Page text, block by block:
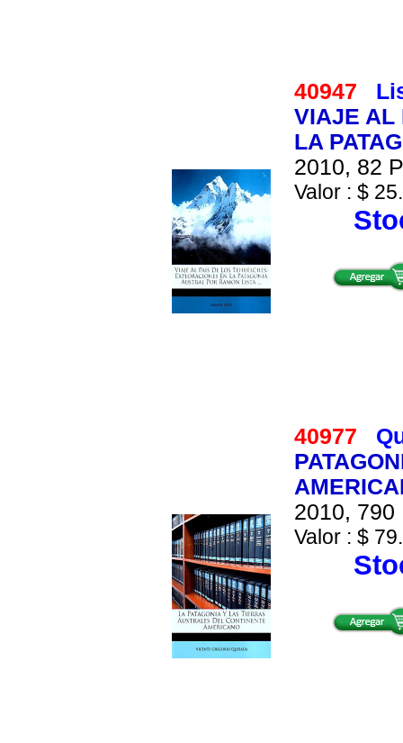
40947
VIAJE AL
LA
2010, 82
Valor : $
40977
2010, 790
Valor : $